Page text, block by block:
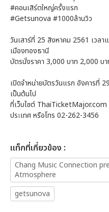
#คอนเสิร์ตใหญ่ครั้งแรก
#Getsunova #1000ล้านวิว
วันเสาร์ที่ 25 สิงหาคม 2561 เวล
เมืองทองธานี
บัตรนั่งราคา 3,000 บาท 2,000 บ
เปิดจำหน่ายบัตรวันแรก อังคารที่
เป็นต้นไป
ที่เว็บไซต์ ThaiTicketMajor.com
ประเทศ หรือโทร 02-262-3456
เเท็กที่เกี่ยวข้อง :
Chang Music Connection
Atmosphere
getsunova